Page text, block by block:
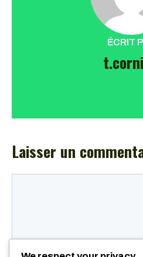
ÉCRIT
Laisser un